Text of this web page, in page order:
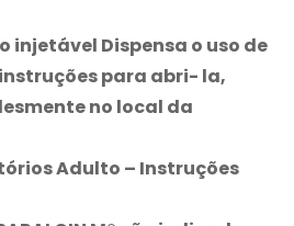
injetável Dispensa o uso de
para abri- la,
no local da
Adulto – Instruções